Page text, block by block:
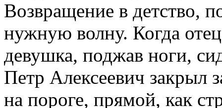
Возвращение в детство,
нужную волну. Когда
девушка, поджав ноги,
Петр Алексеевич закрыл
на пороге, прямой, как